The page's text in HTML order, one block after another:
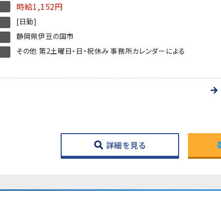
時給1,152円
[日勤]
静岡県伊豆の国市
その他 第2土曜日・日・祝休み 事務所カレンダーによる
詳細を見る